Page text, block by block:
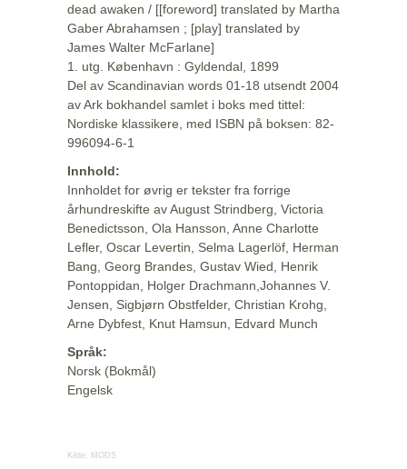
dead awaken / [[foreword] translated by Martha
Gaber Abrahamsen ; [play] translated by
James Walter McFarlane]
1. utg. København : Gyldendal, 1899
Del av Scandinavian words 01-18 utsendt 2004
av Ark bokhandel samlet i boks med tittel:
Nordiske klassikere, med ISBN på boksen: 82-
996094-6-1
Innhold:
Innholdet for øvrig er tekster fra forrige
århundreskifte av August Strindberg, Victoria
Benedictsson, Ola Hansson, Anne Charlotte
Lefler, Oscar Levertin, Selma Lagerlöf, Herman
Bang, Georg Brandes, Gustav Wied, Henrik
Pontoppidan, Holger Drachmann,Johannes V.
Jensen, Sigbjørn Obstfelder, Christian Krohg,
Arne Dybfest, Knut Hamsun, Edvard Munch
Språk:
Norsk (Bokmål)
Engelsk
Kilde: MODS